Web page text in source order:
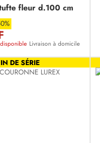
fleur d.100 cm
Livraison à domicile
DE SÉRIE